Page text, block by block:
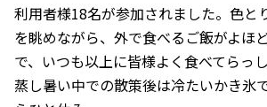
利用者様18名が参加されました。色と
を眺めながら、外で食べるご飯がよほ
で、いつも以上に皆様よく食べてらっ
蒸し暑い中での散策後は冷たいかき氷